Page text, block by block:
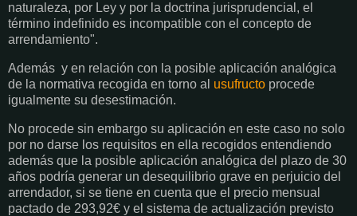
naturaleza, por Ley y por la doctrina jurisprudencial, el
término indefinido es incompatible con el concepto de
arrendamiento".
Además y en relación con la posible aplicación analógica
de la normativa recogida en torno al usufructo procede
igualmente su desestimación.
No procede sin embargo su aplicación en este caso no solo
por no darse los requisitos en ella recogidos entendiendo
además que la posible aplicación analógica del plazo de 30
años podría generar un desequilibrio grave en perjuicio del
arrendador, si se tiene en cuenta que el precio mensual
pactado de 293,92€ y el sistema de actualización previsto